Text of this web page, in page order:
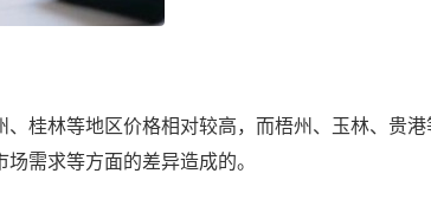
桂林等地区价格相对较高，而梧州、玉林、贵
需求等方面的差异造成的。